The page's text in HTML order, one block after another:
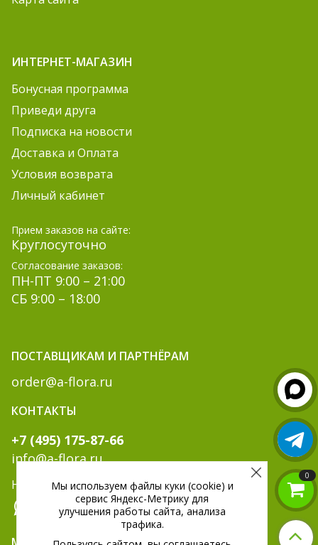
ИНТЕРНЕТ-МАГАЗИН
Бонусная программа
Приведи друга
Подписка на новости
Доставка и Оплата
Условия возврата
Личный кабинет
Прием заказов на сайте:
Круглосуточно
Согласование заказов:
ПН-ПТ 9:00 – 21:00
СБ 9:00 – 18:00
ПОСТАВЩИКАМ И ПАРТНЁРАМ
order@a-flora.ru
КОНТАКТЫ
+7 (495) 175-87-66
info@a-flora.ru
Написать нам:
0
Мы используем файлы куки (cookie) и
сервис Яндекс-Метрику для
улучшения работы сайта, анализа
трафика.